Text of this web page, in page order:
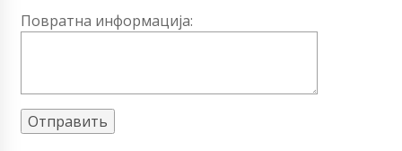
Повратна информација: